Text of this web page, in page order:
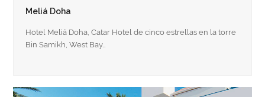
Meliá Doha
Hotel Meliá Doha, Catar Hotel de cinco estrellas en la torre
Bin Samikh, West Bay…